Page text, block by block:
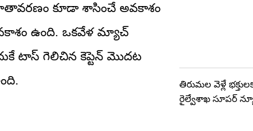
కూడా శాసించే అవకాశం
ఉంది. ఒకవేళ మ్యాచ్
టాస్ గెలిచిన కెప్టెన్ మొదట
తిరుమల వెళ్లే
రైల్వేశాఖ సూపర్